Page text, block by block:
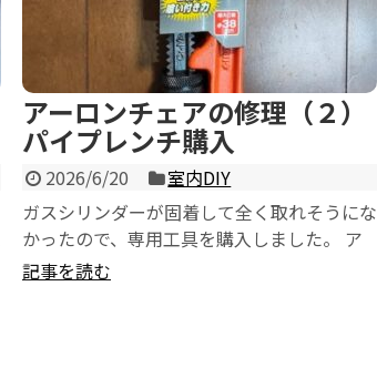
アーロンチェアの修理（２）
パイプレンチ購入
2026/6/20
室内DIY
ガスシリンダーが固着して全く取れそうにな
かったので、専用工具を購入しました。 ア
マゾンで2千円くらい。 パイプレンチです...
記事を読む